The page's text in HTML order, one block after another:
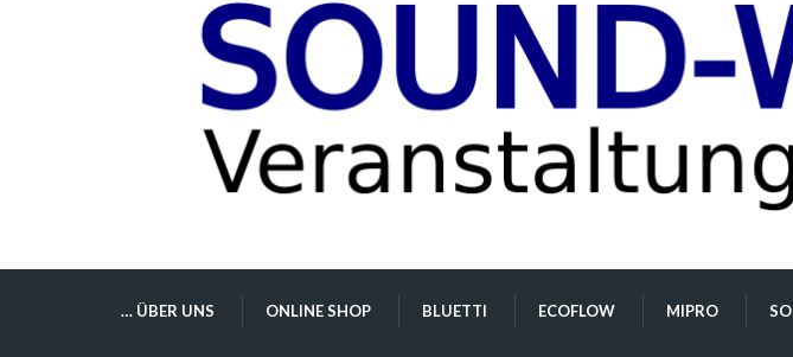
… ÜBER UNS ONLINE SHOP BLUETTI ECOFLOW MIPRO